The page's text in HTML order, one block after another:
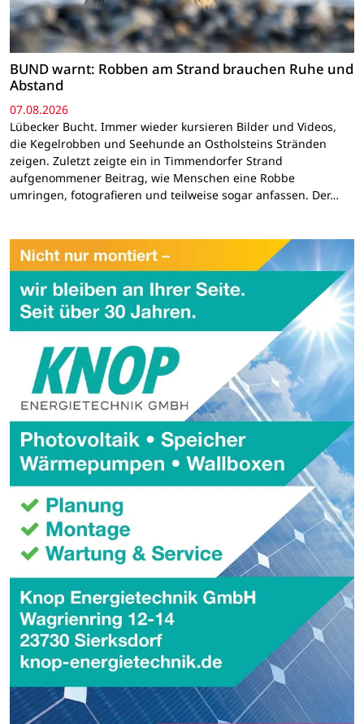
BUND warnt: Robben am Strand brauchen Ruhe und
Abstand
07.08.2026
Lübecker Bucht. Immer wieder kursieren Bilder und Videos,
die Kegelrobben und Seehunde an Ostholsteins Stränden
zeigen. Zuletzt zeigte ein in Timmendorfer Strand
aufgenommener Beitrag, wie Menschen eine Robbe
umringen, fotografieren und teilweise sogar anfassen. Der…